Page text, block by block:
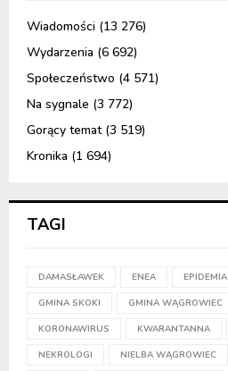
Wiadomości (13 276)
Wydarzenia (6 692)
Społeczeństwo (4 571)
Na sygnale (3 772)
Gorący temat(3 519)
Kronika (1 694)
TAGI
DAMASŁAWEK ENEA EPIDEMIA
GMINA SKOKI GMINA WĄGROWIEC
KORONAWIRUS KWARANTANNA
NEKROLOGI NIELBA WĄGROWIEC